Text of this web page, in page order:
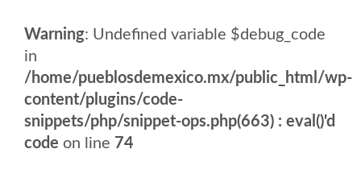
Warning: Undefined variable $debug_code
in
/home/pueblosdemexico.mx/public_html/wp-
content/plugins/code-
snippets/php/snippet-ops.php(663) : eval()'d
code on line 74